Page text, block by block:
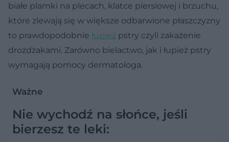
białe plamki na plecach, klatce piersiowej i brzuchu,
które zlewają się w większe odbarwione płaszczyzny
to prawdopodobnie łupież pstry czyli zakażenie
drożdżakami. Zarówno bielactwo, jak i łupież pstry
wymagają pomocy dermatologa.
Ważne
Nie wychodź na słońce, jeśli
bierzesz te leki: